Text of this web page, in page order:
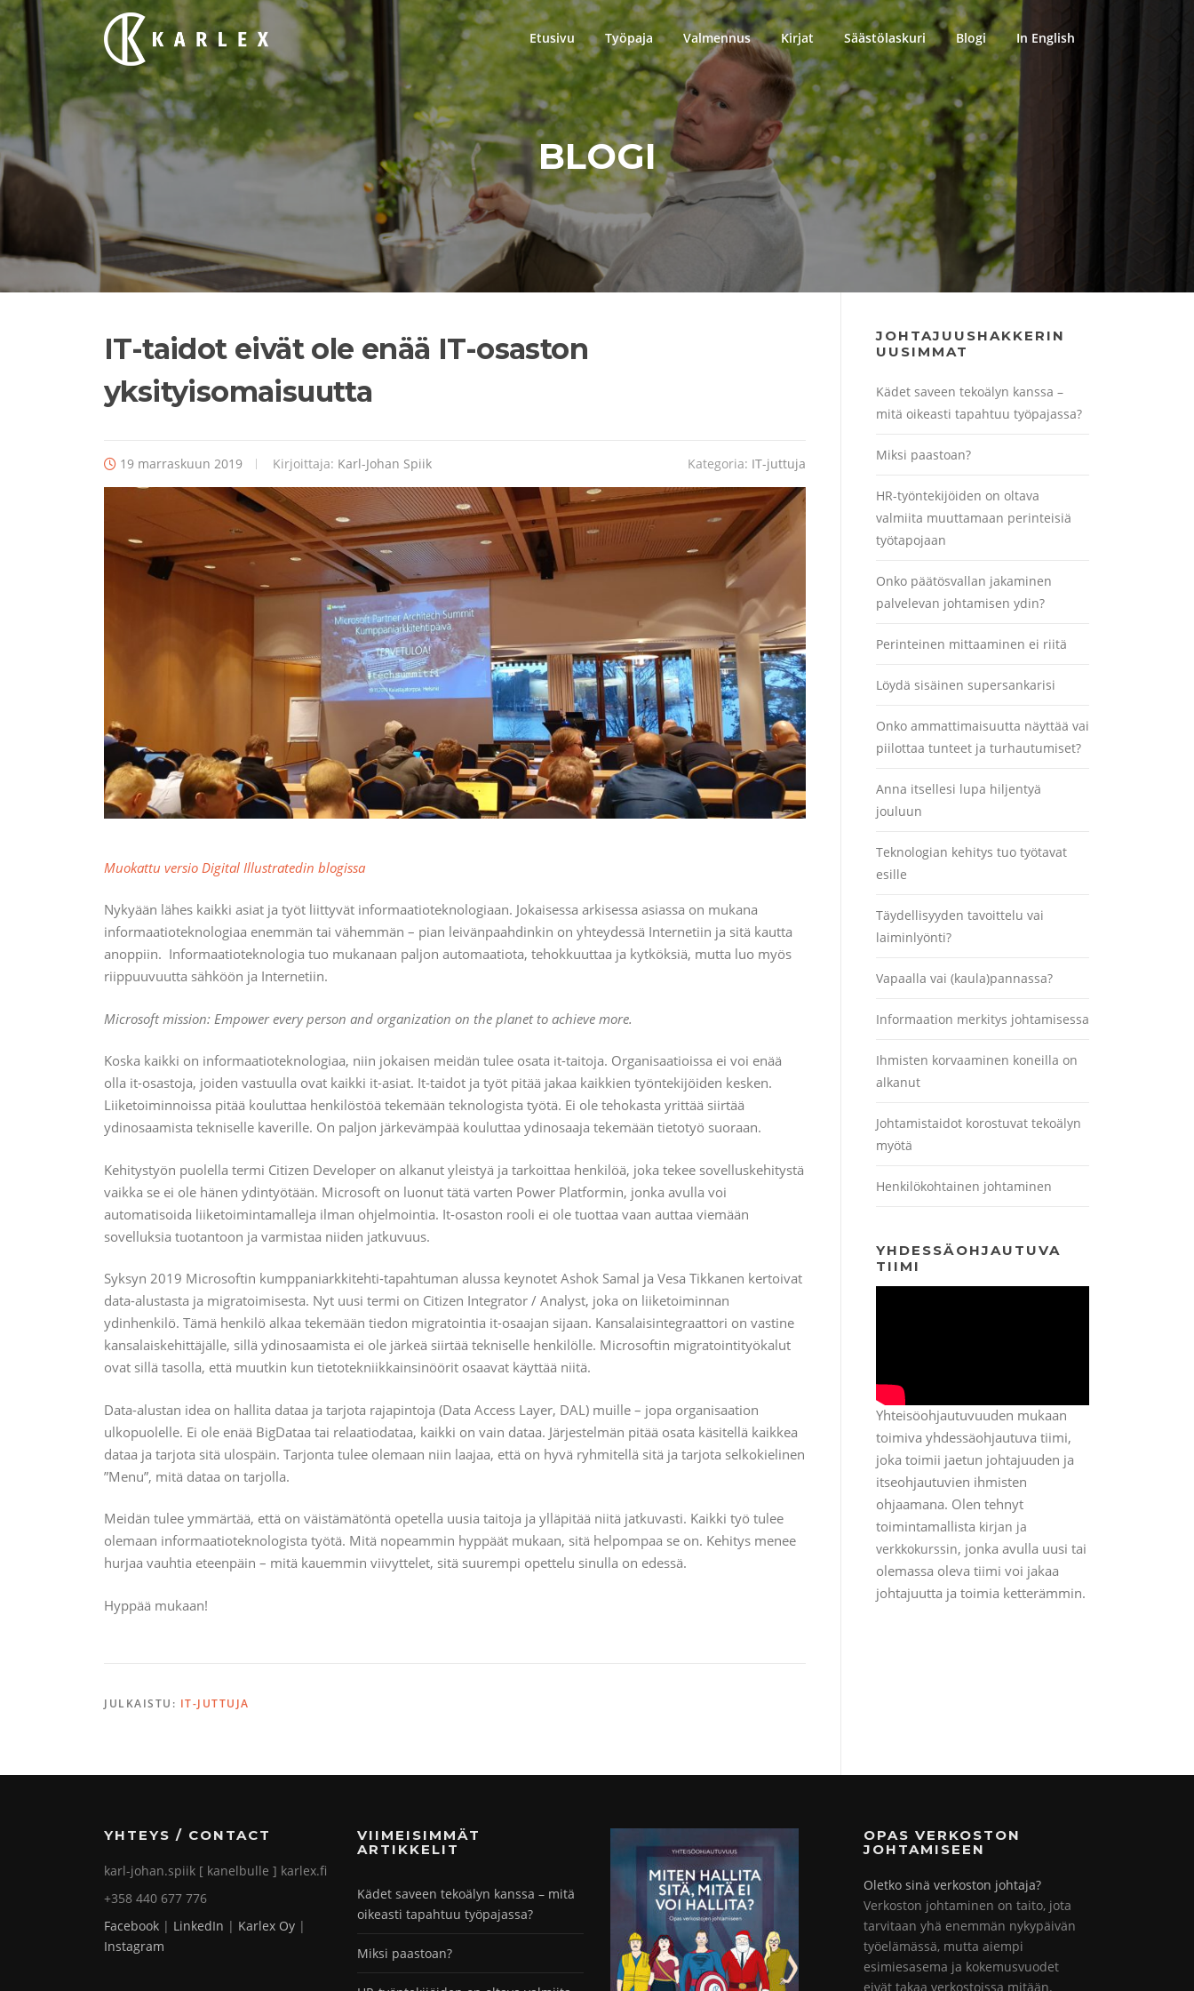
Siirry
suoraan
sisältöön
Etusivu Työpaja Valmennus Kirjat Säästölaskuri Blogi In English
BLOGI
IT-taidot eivät ole enää IT-osaston
yksityisomaisuutta
19 marraskuun 2019 Kirjoittaja: Karl-Johan Spiik Kategoria: IT-juttuja
Muokattu versio Digital Illustratedin blogissa
Nykyään lähes kaikki asiat ja työt liittyvät informaatioteknologiaan. Jokaisessa arkisessa asiassa on mukana
informaatioteknologiaa enemmän tai vähemmän – pian leivänpaahdinkin on yhteydessä Internetiin ja sitä kautta
anoppiin. Informaatioteknologia tuo mukanaan paljon automaatiota, tehokkuuttaa ja kytköksiä, mutta luo myös
riippuuvuutta sähköön ja Internetiin.
Microsoft mission: Empower every person and organization on the planet to achieve more.
Koska kaikki on informaatioteknologiaa, niin jokaisen meidän tulee osata it-taitoja. Organisaatioissa ei voi enää
olla it-osastoja, joiden vastuulla ovat kaikki it-asiat. It-taidot ja työt pitää jakaa kaikkien työntekijöiden kesken.
Liiketoiminnoissa pitää kouluttaa henkilöstöä tekemään teknologista työtä. Ei ole tehokasta yrittää siirtää
ydinosaamista tekniselle kaverille. On paljon järkevämpää kouluttaa ydinosaaja tekemään tietotyö suoraan.
Kehitystyön puolella termi Citizen Developer on alkanut yleistyä ja tarkoittaa henkilöä, joka tekee sovelluskehitystä
vaikka se ei ole hänen ydintyötään. Microsoft on luonut tätä varten Power Platformin, jonka avulla voi
automatisoida liiketoimintamalleja ilman ohjelmointia. It-osaston rooli ei ole tuottaa vaan auttaa viemään
sovelluksia tuotantoon ja varmistaa niiden jatkuvuus.
Syksyn 2019 Microsoftin kumppaniarkkitehti-tapahtuman alussa keynotet Ashok Samal ja Vesa Tikkanen kertoivat
data-alustasta ja migratoimisesta. Nyt uusi termi on Citizen Integrator / Analyst, joka on liiketoiminnan
ydinhenkilö. Tämä henkilö alkaa tekemään tiedon migratointia it-osaajan sijaan. Kansalaisintegraattori on vastine
kansalaiskehittäjälle, sillä ydinosaamista ei ole järkeä siirtää tekniselle henkilölle. Microsoftin migratointityökalut
ovat sillä tasolla, että muutkin kun tietotekniikkainsinöörit osaavat käyttää niitä.
Data-alustan idea on hallita dataa ja tarjota rajapintoja (Data Access Layer, DAL) muille – jopa organisaation
ulkopuolelle. Ei ole enää BigDataa tai relaatiodataa, kaikki on vain dataa. Järjestelmän pitää osata käsitellä kaikkea
dataa ja tarjota sitä ulospäin. Tarjonta tulee olemaan niin laajaa, että on hyvä ryhmitellä sitä ja tarjota selkokielinen
”Menu”, mitä dataa on tarjolla.
Meidän tulee ymmärtää, että on väistämätöntä opetella uusia taitoja ja ylläpitää niitä jatkuvasti. Kaikki työ tulee
olemaan informaatioteknologista työtä. Mitä nopeammin hyppäät mukaan, sitä helpompaa se on. Kehitys menee
hurjaa vauhtia eteenpäin – mitä kauemmin viivyttelet, sitä suurempi opettelu sinulla on edessä.
Hyppää mukaan!
JULKAISTU: IT-JUTTUJA
JOHTAJUUSHAKKERIN
UUSIMMAT
Kädet saveen tekoälyn kanssa –
mitä oikeasti tapahtuu työpajassa?
Miksi paastoan?
HR-työntekijöiden on oltava
valmiita muuttamaan perinteisiä
työtapojaan
Onko päätösvallan jakaminen
palvelevan johtamisen ydin?
Perinteinen mittaaminen ei riitä
Löydä sisäinen supersankarisi
Onko ammattimaisuutta näyttää vai
piilottaa tunteet ja turhautumiset?
Anna itsellesi lupa hiljentyä
jouluun
Teknologian kehitys tuo työtavat
esille
Täydellisyyden tavoittelu vai
laiminlyönti?
Vapaalla vai (kaula)pannassa?
Informaation merkitys johtamisessa
Ihmisten korvaaminen koneilla on
alkanut
Johtamistaidot korostuvat tekoälyn
myötä
Henkilökohtainen johtaminen
YHDESSÄOHJAUTUVA
TIIMI
Yhteisöohjautuvuuden mukaan
toimiva yhdessäohjautuva tiimi,
joka toimii jaetun johtajuuden ja
itseohjautuvien ihmisten
ohjaamana. Olen tehnyt
toimintamallista kirjan ja
verkkokurssin, jonka avulla uusi tai
olemassa oleva tiimi voi jakaa
johtajuutta ja toimia ketterämmin.
YHTEYS / CONTACT
karl-johan.spiik [ kanelbulle ] karlex.fi
+358 440 677 776
Facebook | LinkedIn | Karlex Oy |
Instagram
VIIMEISIMMÄT
ARTIKKELIT
Kädet saveen tekoälyn kanssa – mitä
oikeasti tapahtuu työpajassa?
Miksi paastoan?
OPAS VERKOSTON
JOHTAMISEEN
Oletko sinä verkoston johtaja?
Verkoston johtaminen on taito, jota
tarvitaan yhä enemmän nykypäivän
työelämässä, mutta aiempi
esimiesasema ja kokemusvuodet
eivät takaa verkostoissa mitään.